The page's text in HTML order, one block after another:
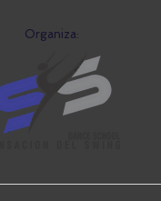
Organiza: